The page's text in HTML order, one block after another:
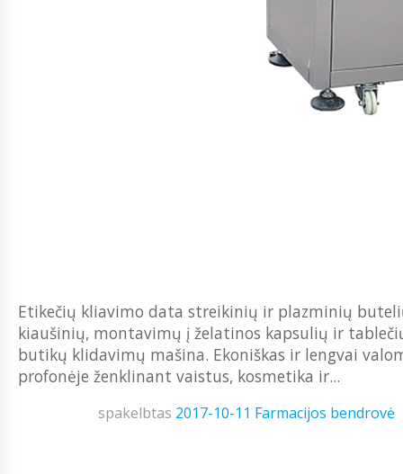
Etikečių kliavimo data streikinių ir plazminių
kiaušinių, montavimų į želatinos kapsulių ir
butikų klidavimų mašina. Ekoniškas ir lengvai
profonėje ženklinant vaistus, kosmetika ir...
spakelbtas 2017-10-11 Farmacijos bendrovė